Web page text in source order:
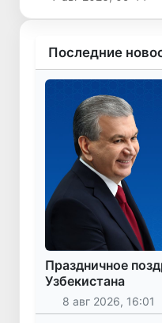
Последние
Праздничное
Узбекистана
8 авг 2026, 16:01